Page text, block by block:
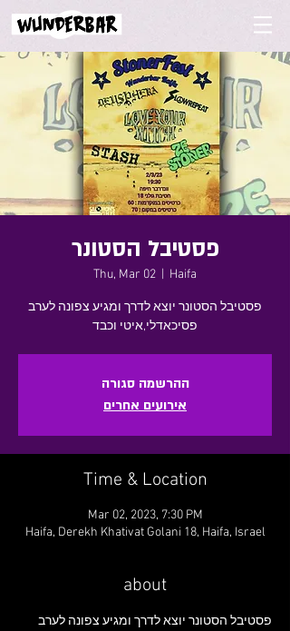
פסטיבל הסטונר
Thu, Mar 02 Haifa
פסטיבל הסטונר יוצא לדרך ומגיע צפונה לערב
פסיכאדלי,איטי וכבד
ההרשמה סגורה
אירועים אחרים
Time & Location
Mar 02, 2023, 7:30 PM
Haifa, Derekh Khativat Golani 18, Haifa, Israel
about
פסטיבל הסטונר יוצא לדרך ומגיע צפונה לערב